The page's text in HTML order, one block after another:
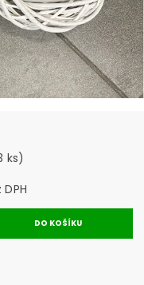
ks)
bez DPH